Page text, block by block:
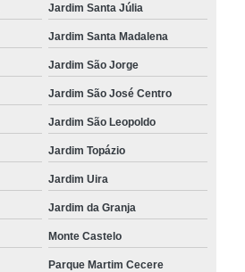
Jardim Santa Júlia
Jardim Santa Madalena
Jardim São Jorge
Jardim São José Centro
Jardim São Leopoldo
Jardim Topázio
Jardim Uira
Jardim da Granja
Monte Castelo
Parque Martim Cecere